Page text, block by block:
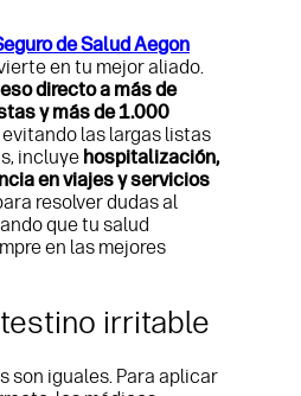
de Salud Aegon
en tu mejor aliado.
directo a más de
y más de 1.000
evitando las largas listas
incluye hospitalización,
en viajes y servicios
resolver dudas al
que tu salud
en las mejores
irritable
son iguales. Para aplicar